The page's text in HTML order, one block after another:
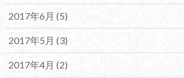
2017年6月 (5)
2017年5月 (3)
2017年4月 (2)